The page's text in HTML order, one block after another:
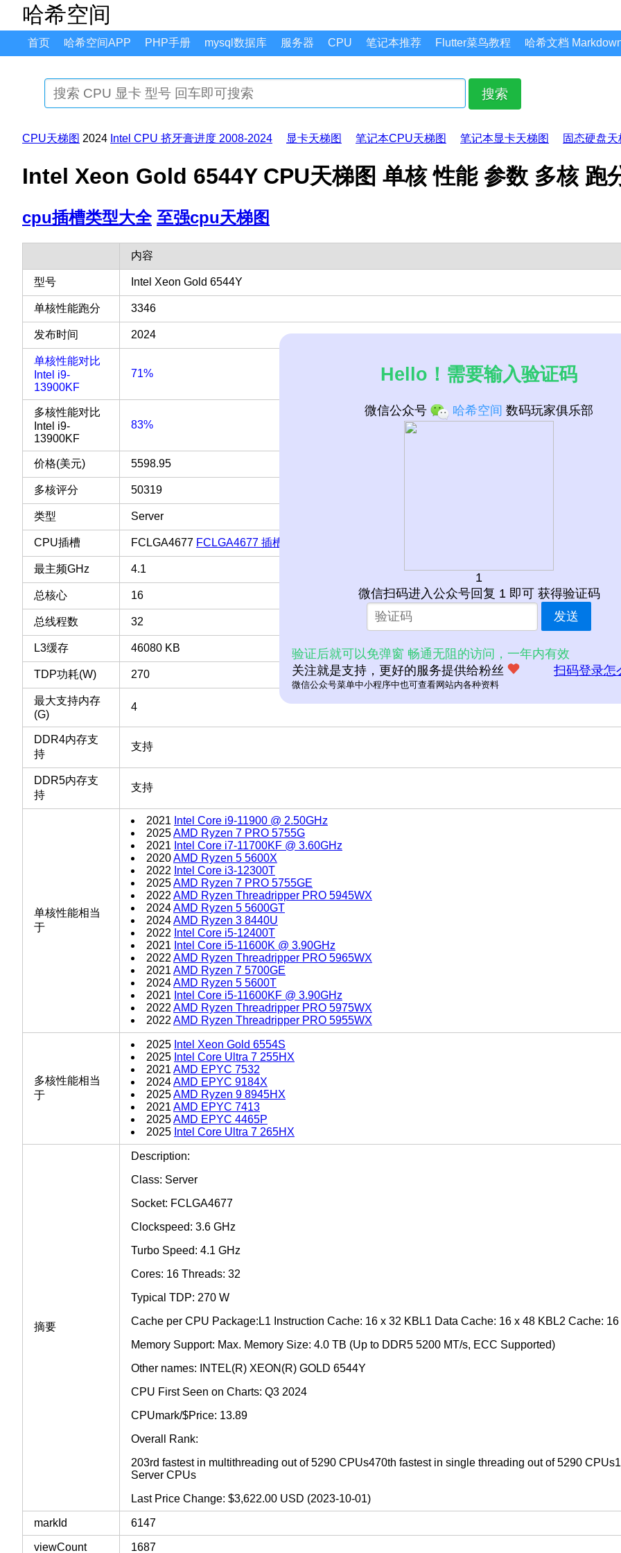
哈希空间
首页 哈希空间APP PHP手册 mysql数据库 服务器 CPU 笔记本推荐 Flutter菜鸟教程 哈希文档
搜索
CPU天梯图 2024 Intel CPU 挤牙膏进度 2008-2024 显卡天梯图 笔记本CPU天梯图 笔记本显卡天梯图 固态硬盘天
Intel Xeon Gold 6544Y CPU天梯图 单核 性能 参数 多核 跑
cpu插槽类型大全 至强cpu天梯图
内容
型号 Intel Xeon Gold 6544Y
单核性能跑分 3346
发布时间 2024
单核性能对比
Intel i9-
13900KF
71%
多核性能对比
Intel i9-
13900KF
83%
价格(美元) 5598.95
多核评分 50319
类型 Server
CPU插槽 FCLGA4677 FCLGA4677 插槽 接口 CPU列表
最主频GHz 4.1
总核心 16
总线程数 32
L3缓存 46080 KB
TDP功耗(W) 270
最大支持内存
(G)
4
DDR4内存支
持
支持
DDR5内存支
持
支持
单核性能相当
于
2021 Intel Core i9-11900 @ 2.50GHz
2025AMD Ryzen 7 PRO 5755G
2021 Intel Core i7-11700KF @ 3.60GHz
2020AMD Ryzen 5 5600X
2022 Intel Core i3-12300T
2025AMD Ryzen 7 PRO 5755GE
2022 AMD Ryzen Threadripper PRO 5945WX
2024AMD Ryzen 5 5600GT
2024AMD Ryzen 3 8440U
2022 Intel Core i5-12400T
2021 Intel Core i5-11600K @ 3.90GHz
2022 AMD Ryzen Threadripper PRO 5965WX
2021 AMD Ryzen 7 5700GE
2024AMD Ryzen 5 5600T
2021 Intel Core i5-11600KF @ 3.90GHz
2022 AMD Ryzen Threadripper PRO 5975WX
2022 AMD Ryzen Threadripper PRO 5955WX
多核性能相当
于
2025 Intel Xeon Gold 6554S
2025 Intel Core Ultra 7 255HX
2021 AMD EPYC 7532
2024AMD EPYC 9184X
2025AMD Ryzen 9 8945HX
2021 AMD EPYC 7413
2025AMD EPYC 4465P
2025 Intel Core Ultra 7 265HX
摘要
Description:
Class: Server
Socket: FCLGA4677
Clockspeed: 3.6 GHz
Turbo Speed: 4.1 GHz
Cores: 16 Threads: 32
Typical TDP: 270 W
Cache per CPU Package:L1 Instruction Cache: 16 x 32 KBL1 Data Cache: 16 x 48 KBL2 Cache:
Memory Support: Max. Memory Size: 4.0 TB (Up to DDR5 5200 MT/s, ECC Supported)
Other names: INTEL(R) XEON(R) GOLD 6544Y
CPU First Seen on Charts: Q3 2024
CPUmark/$Price: 13.89
Overall Rank:
203rd fastest in multithreading out of 5290 CPUs470th fastest in single threading out of 5290
Server CPUs
Last Price Change: $3,622.00 USD (2023-10-01)
markId 6147
viewCount 1687
Hello！需要输入验证码
微信公众号 哈希空间 数码玩家俱乐部
1
微信扫码进入公众号回复 1 即可 获得验证码
发送
验证后就可以免弹窗 畅通无阻的访问，一年内有效
关注就是支持，更好的服务提供给粉丝
扫码登录怎
微信公众号菜单中小程序中也可查看网站内各种资料